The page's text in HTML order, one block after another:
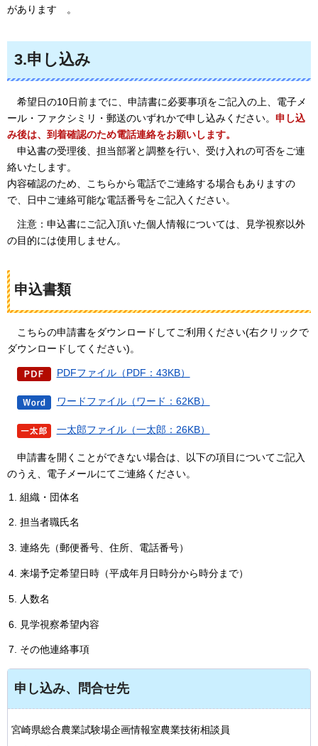
があります 。
3.申し込み
希望日の10日前までに、申請書に必要事項をご記入の上、電子メ
ール・ファクシミリ・郵送のいずれかで申し込みください。 申し込
み後は、到着確認のため電話連絡をお願いします。
申込書の受理後、担当部署と調整を行い、受け入れの可否をご連
絡いたします。
内容確認のため、こちらから電話でご連絡する場合もありますの
で、日中ご連絡可能な電話番号をご記入ください。
注意： 申込書にご記入頂いた個人情報については、見学視察以外
の目的には使用しません。
申込書類
こちらの申請書をダウンロードしてご利用ください(右クリックで
ダウンロードしてください)。
PDFファイル（PDF：43KB）
ワードファイル（ワード：62KB）
一太郎ファイル（一太郎：26KB）
申請書を開くことができない場合は、以下の項目についてご記入
のうえ、電子メールにてご連絡ください。
組織・団体名
担当者職氏名
連絡先（郵便番号、住所、電話番号）
来場予定希望日時（平成年月日時分から時分まで）
人数名
見学視察希望内容
その他連絡事項
申し込み、問合せ先
宮崎県総合農業試験場企画情報室農業技術相談員